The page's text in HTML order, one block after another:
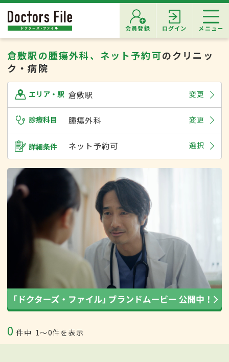
会員登録 ログイン メニュー
倉敷駅の腫瘍外科、ネット予約可のクリニッ
ク・病院
エリア・駅 倉敷駅 変更
診療科目 腫瘍外科 変更
詳細条件 ネット予約可 選択
0 件中 1〜0件を表示